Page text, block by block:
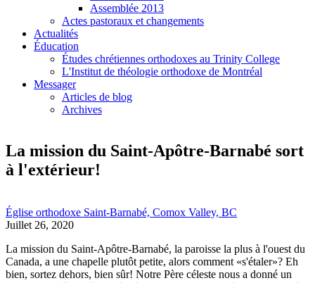
Assemblée 2013
Actes pastoraux et changements
Actualités
Éducation
Études chrétiennes orthodoxes au Trinity College
L'Institut de théologie orthodoxe de Montréal
Messager
Articles de blog
Archives
La mission du Saint-Apôtre-Barnabé sort
à l'extérieur!
Église orthodoxe Saint-Barnabé, Comox Valley, BC
Juillet 26, 2020
La mission du Saint-Apôtre-Barnabé, la paroisse la plus à l'ouest du
Canada, a une chapelle plutôt petite, alors comment «s'étaler»? Eh
bien, sortez dehors, bien sûr! Notre Père céleste nous a donné un